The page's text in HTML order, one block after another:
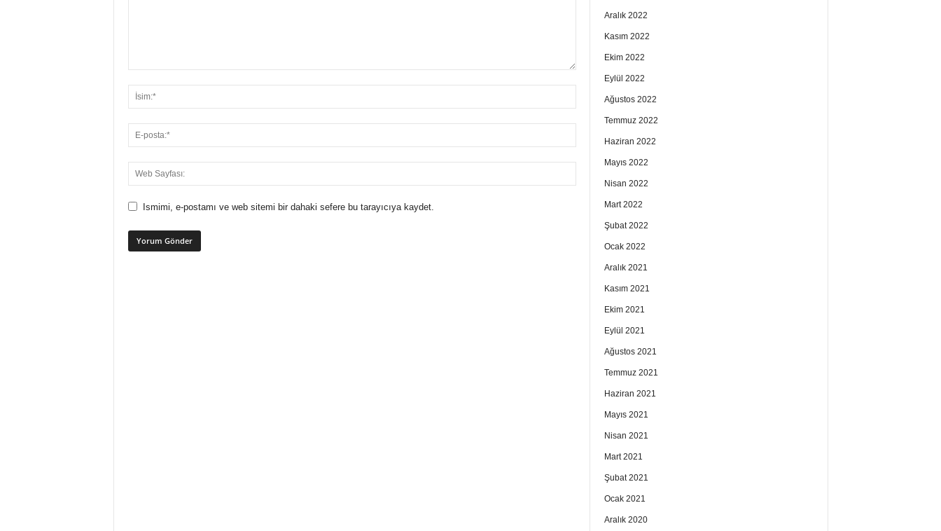
Ismimi, e-postamı ve web sitemi bir dahaki sefere bu tarayıcıya kaydet.
Aralık 2022
Kasım 2022
Ekim 2022
Eylül 2022
Ağustos 2022
Temmuz 2022
Haziran 2022
Mayıs 2022
Nisan 2022
Mart 2022
Şubat 2022
Ocak 2022
Aralık 2021
Kasım 2021
Ekim 2021
Eylül 2021
Ağustos 2021
Temmuz 2021
Haziran 2021
Mayıs 2021
Nisan 2021
Mart 2021
Şubat 2021
Ocak 2021
Aralık 2020